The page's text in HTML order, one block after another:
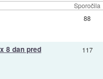
Sporočila
88
8 dan pred 117